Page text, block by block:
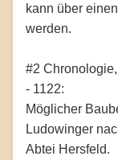
kann über
werden.
#2
- 1122:
Möglicher
Ludowinger
Abtei Hersfeld.